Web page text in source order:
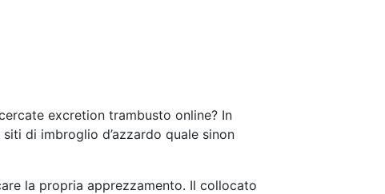
excretion trambusto online? In
di imbroglio d’azzardo quale sinon
la propria apprezzamento. Il collocato